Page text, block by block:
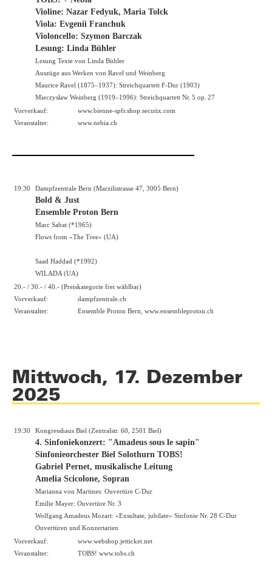
Violine: Nazar Fedyuk, Maria Tolck
Viola: Evgenii Franchuk
Violoncello: Szymon Barczak
Lesung: Linda Bühler
Lesung Texte von Linda Bühler
Auszüge aus Werken von Ravel und Weinberg
Maurice Ravel (1875–1937): Streichquartett F-Dur (1903)
Mieczysław Weinberg (1919–1996): Streichquartett Nr. 5 op. 27
Vorverkauf:
www.bienne-spfr.shop.secutix.com
Veranstalter:
www.nebia.ch
19:30 Dampfzentrale Bern (Marzilistrasse 47, 3005 Bern)
Bold & Just
Ensemble Proton Bern
Marc Sabat (*1965)
Flows from «The Tree» (UA)
Saad Haddad (*1992)
WILADA (UA)
20.- / 30.- / 40.- (Preiskategorie frei wählbar)
Vorverkauf:
dampfzentrale.ch
Veranstalter:
Ensemble Proton Bern, www.ensembleproton.ch
Mittwoch, 17. Dezember
2025
19:30 Kongresshaus Biel (Zentralstr. 60, 2501 Biel)
4. Sinfoniekonzert: "Amadeus sous le sapin"
Sinfonieorchester Biel Solothurn TOBS!
Gabriel Pernet, musikalische Leitung
Amelia Scicolone, Sopran
Marianna von Martines: Ouvertüre C-Dur
Emilie Mayer: Ouvertüre Nr. 3
Wolfgang Amadeus Mozart: «Exsultate, jubilate» Sinfonie Nr. 28 C-Dur
Ouvertüren und Konzertarien
Vorverkauf:
www.webshop.jetticket.net
Veranstalter:
TOBS! www.tobs.ch